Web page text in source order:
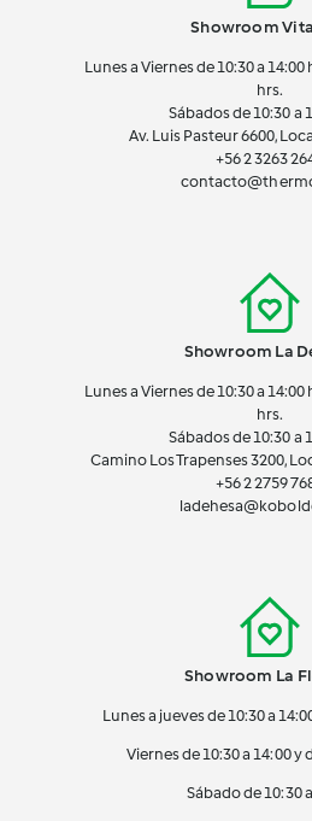
Showroom
Lunes a Viernes de 10:30 a 14:00
hrs.
Sábados de 10:30 a
Av. Luis Pasteur 6600,
+56 2 3263
Showroom La
Lunes a Viernes de 10:30 a 14:00
hrs.
Sábados de 10:30 a
Camino Los Trapenses 3200,
+56 22759
Showroom La
Lunes a jueves de 10:30 a
Viernes de 10:30 a 14:00 y
Sábado de 10:30